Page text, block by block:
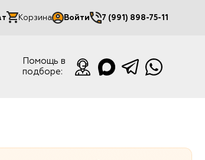
Корзина Войти
Мой кабинет
7 (991) 898-75-11
Помощь в
подборе: